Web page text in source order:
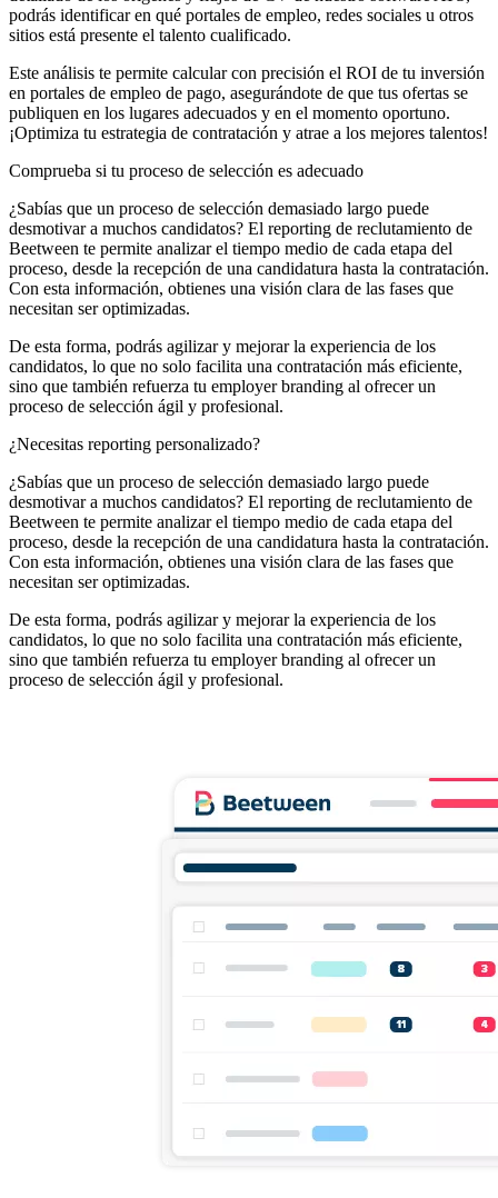
podrás identificar en qué portales de empleo, redes sociales u otros
sitios está presente el talento cualificado.
Este análisis te permite calcular con precisión el ROI de tu inversión
en portales de empleo de pago, asegurándote de que tus ofertas se
publiquen en los lugares adecuados y en el momento oportuno.
¡Optimiza tu estrategia de contratación y atrae a los mejores talentos!
Comprueba si tu proceso de selección es adecuado
¿Sabías que un proceso de selección demasiado largo puede
desmotivar a muchos candidatos? El reporting de reclutamiento de
Beetween te permite analizar el tiempo medio de cada etapa del
proceso, desde la recepción de una candidatura hasta la contratación.
Con esta información, obtienes una visión clara de las fases que
necesitan ser optimizadas.
De esta forma, podrás agilizar y mejorar la experiencia de los
candidatos, lo que no solo facilita una contratación más eficiente,
sino que también refuerza tu employer branding al ofrecer un
proceso de selección ágil y profesional.
¿Necesitas reporting personalizado?
¿Sabías que un proceso de selección demasiado largo puede
desmotivar a muchos candidatos? El reporting de reclutamiento de
Beetween te permite analizar el tiempo medio de cada etapa del
proceso, desde la recepción de una candidatura hasta la contratación.
Con esta información, obtienes una visión clara de las fases que
necesitan ser optimizadas.
De esta forma, podrás agilizar y mejorar la experiencia de los
candidatos, lo que no solo facilita una contratación más eficiente,
sino que también refuerza tu employer branding al ofrecer un
proceso de selección ágil y profesional.